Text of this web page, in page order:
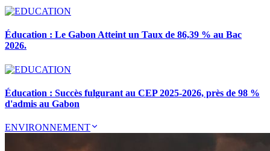
Éducation : Le Gabon Atteint un Taux de 86,39 % au Bac
2026.
Éducation : Succès fulgurant au CEP 2025-2026, près de 98 %
d'admis au Gabon
ENVIRONNEMENT